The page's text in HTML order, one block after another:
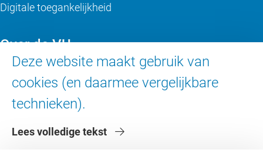
Deze website maakt gebruik van
cookies (en daarmee vergelijkbare
technieken).
Lees volledige tekst
Digitale toegankelijkheid
Over de VU
Werken bij de VU
Faculteiten
Diensten